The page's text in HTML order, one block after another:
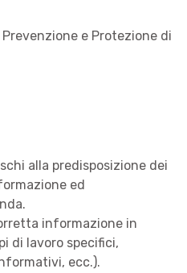
e Protezione di
alla predisposizione dei
ed
informazione in
di lavoro specifici,
ecc.).